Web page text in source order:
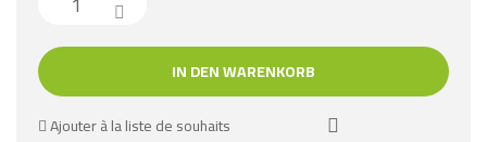
IN DEN WARENKORB
Ajouter à la liste de souhaits